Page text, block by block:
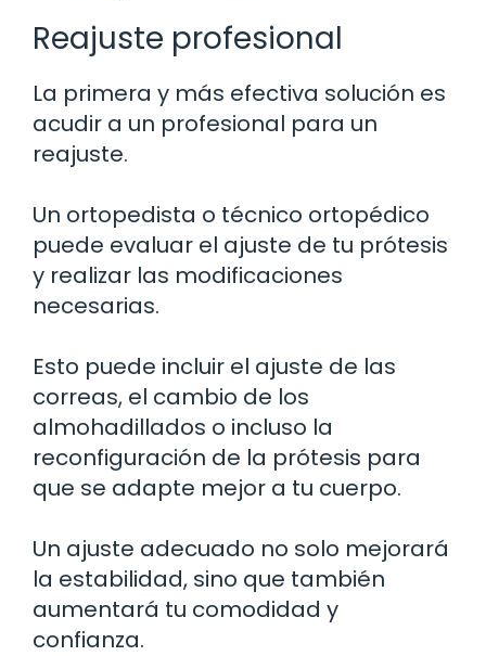
Reajuste profesional
La primera y más efectiva solución es
acudir a un profesional para un
reajuste.
Un ortopedista o técnico ortopédico
puede evaluar el ajuste de tu prótesis
y realizar las modificaciones
necesarias.
Esto puede incluir el ajuste de las
correas, el cambio de los
almohadillados o incluso la
reconfiguración de la prótesis para
que se adapte mejor a tu cuerpo.
Un ajuste adecuado no solo mejorará
la estabilidad, sino que también
aumentará tu comodidad y
confianza.